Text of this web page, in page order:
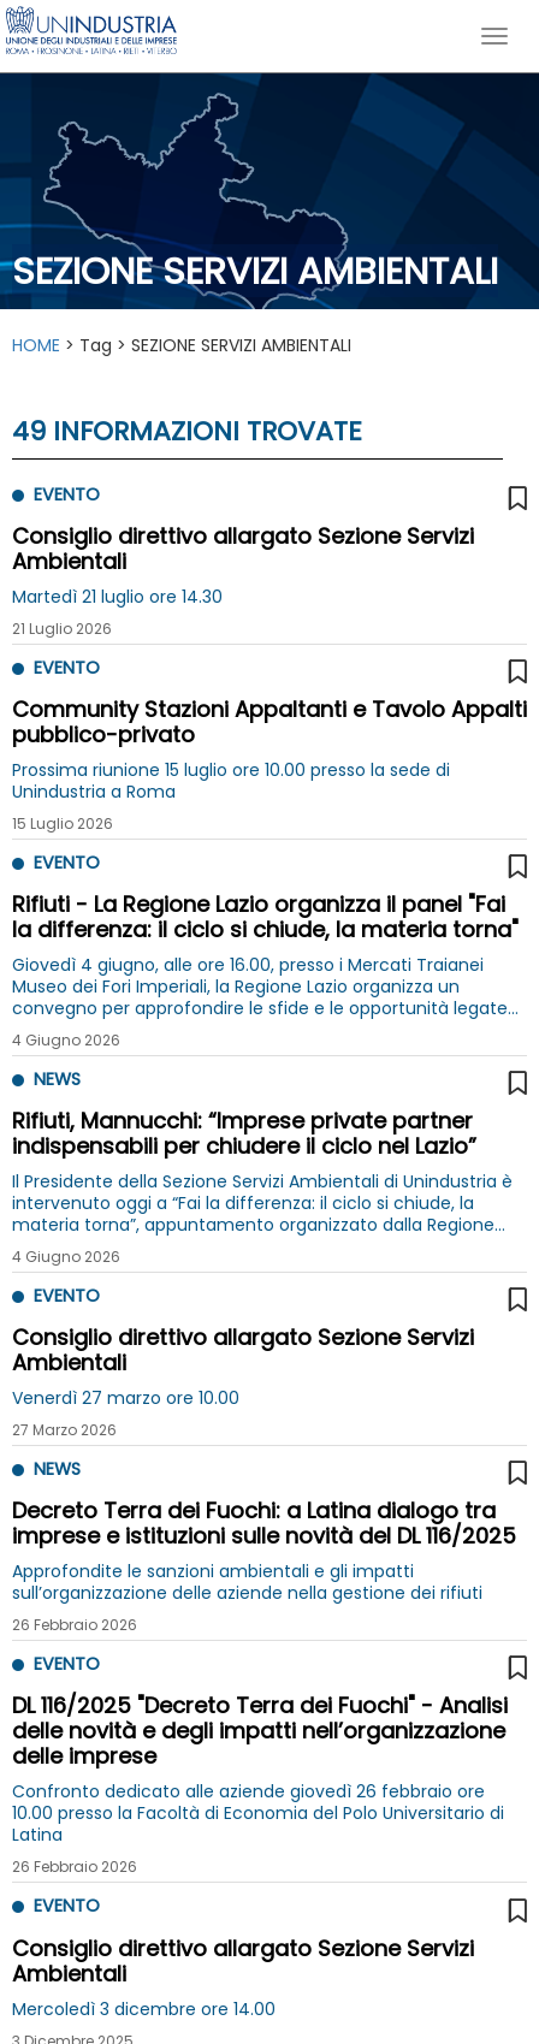
SEZIONE SERVIZI AMBIENTALI
HOME > Tag > SEZIONE SERVIZI AMBIENTALI
49 INFORMAZIONI TROVATE
EVENTO
Consiglio direttivo allargato Sezione Servizi
Ambientali
Martedì 21 luglio ore 14.30
21 Luglio 2026
EVENTO
Community Stazioni Appaltanti e Tavolo Appalti
pubblico-privato
Prossima riunione 15 luglio ore 10.00 presso la sede di
Unindustria a Roma
15 Luglio 2026
EVENTO
Rifiuti - La Regione Lazio organizza il panel "Fai
la differenza: il ciclo si chiude, la materia torna"
Giovedì 4 giugno, alle ore 16.00, presso i Mercati Traianei
Museo dei Fori Imperiali, la Regione Lazio organizza un
convegno per approfondire le sfide e le opportunità legate
alla chiusura del ciclo regionale dei rifiuti
4 Giugno 2026
NEWS
Rifiuti, Mannucchi: “Imprese private partner
indispensabili per chiudere il ciclo nel Lazio”
Il Presidente della Sezione Servizi Ambientali di Unindustria è
intervenuto oggi a “Fai la differenza: il ciclo si chiude, la
materia torna”, appuntamento organizzato dalla Regione
Lazio nell'ambito del Phygital Sustainability Expo
4 Giugno 2026
EVENTO
Consiglio direttivo allargato Sezione Servizi
Ambientali
Venerdì 27 marzo ore 10.00
27 Marzo 2026
NEWS
Decreto Terra dei Fuochi: a Latina dialogo tra
imprese e istituzioni sulle novità del DL 116/2025
Approfondite le sanzioni ambientali e gli impatti
sull’organizzazione delle aziende nella gestione dei rifiuti
26 Febbraio 2026
EVENTO
DL 116/2025 "Decreto Terra dei Fuochi" - Analisi
delle novità e degli impatti nell’organizzazione
delle imprese
Confronto dedicato alle aziende giovedì 26 febbraio ore
10.00 presso la Facoltà di Economia del Polo Universitario di
Latina
26 Febbraio 2026
EVENTO
Consiglio direttivo allargato Sezione Servizi
Ambientali
Mercoledì 3 dicembre ore 14.00